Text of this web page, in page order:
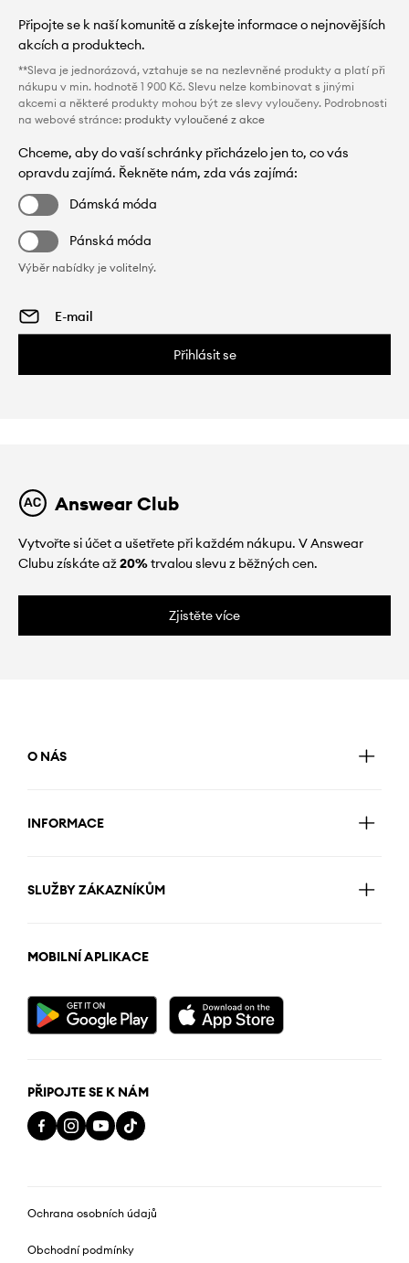
Připojte se k naší komunitě a získejte informace o nejnovějších
akcích a produktech.
**Sleva je jednorázová, vztahuje se na nezlevněné produkty a platí při
nákupu v min. hodnotě 1 900 Kč. Slevu nelze kombinovat s jinými
akcemi a některé produkty mohou být ze slevy vyloučeny. Podrobnosti
na webové stránce: produkty vyloučené z akce
Chceme, aby do vaší schránky přicházelo jen to, co vás
opravdu zajímá. Řekněte nám, zda vás zajímá:
Dámská móda
Pánská móda
Výběr nabídky je volitelný.
Přihlásit se
Answear Club
Vytvořte si účet a ušetřete při každém nákupu. V Answear
Clubu získáte až20%trvalou slevu z běžných cen.
Zjistěte více
O NÁS
INFORMACE
SLUŽBY ZÁKAZNÍKŮM
MOBILNÍ APLIKACE
PŘIPOJTE SE K NÁM
Ochrana osobních údajů
Obchodní podmínky